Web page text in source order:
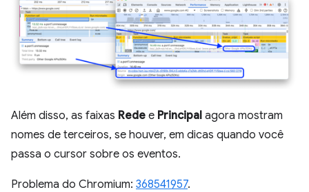
Além disso, as faixas Rede e Principal agora mostram
nomes de terceiros, se houver, em dicas quando você
passa o cursor sobre os eventos.
Problema do Chromium: 368541957.